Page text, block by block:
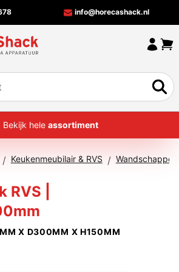
info@horecashack.nl
HOME
MERKEN
OFFERTECHECKER
CONTACT
Bekijk hele assortiment
/ Keukenmeubilair & RVS / Wandschappen
|
X D300MM X H150MM